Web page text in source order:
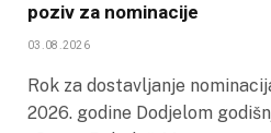
poziv za nominacije
03.08.2026
Rok za dostavljanje
2026. godine Dodjelom